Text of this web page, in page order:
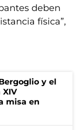
deben
física”,
y el
XIV
misa en